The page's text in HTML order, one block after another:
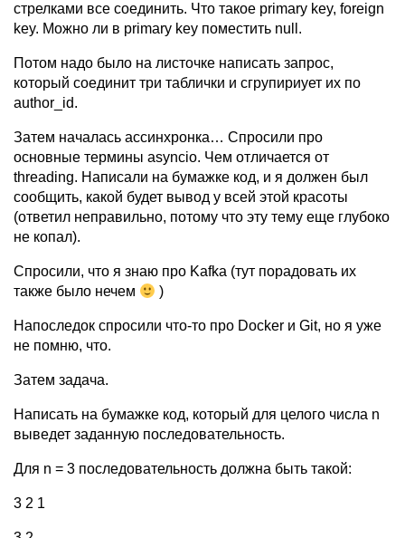
стрелками все соединить. Что такое primary key, foreign
key. Можно ли в primary key поместить null.
Потом надо было на листочке написать запрос,
который соединит три таблички и сгрупириует их по
author_id.
Затем началась ассинхронка… Спросили про
основные термины asyncio. Чем отличается от
threading. Написали на бумажке код, и я должен был
сообщить, какой будет вывод у всей этой красоты
(ответил неправильно, потому что эту тему еще глубоко
не копал).
Спросили, что я знаю про Kafka (тут порадовать их
также было нечем
)
Напоследок спросили что-то про Docker и Git, но я уже
не помню, что.
Затем задача.
Написать на бумажке код, который для целого числа n
выведет заданную последовательность.
Для n = 3 последовательность должна быть такой:
3 2 1